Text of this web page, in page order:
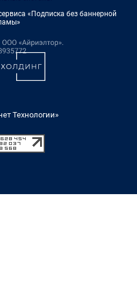
«Подписка без баннерной
Технологии»